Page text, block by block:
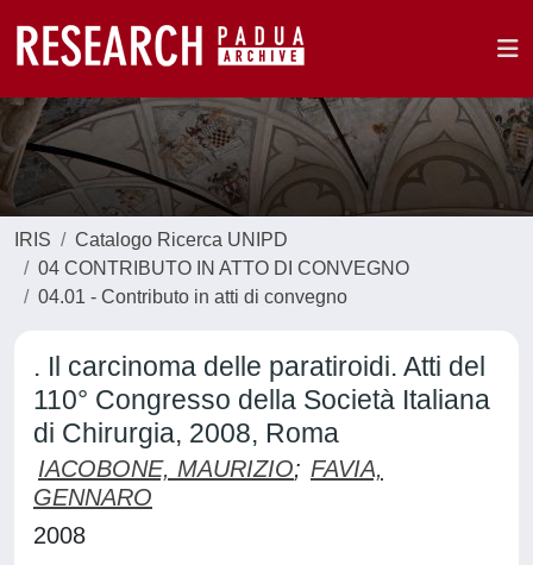
IRIS
Catalogo Ricerca UNIPD
04 CONTRIBUTO IN ATTO DI CONVEGNO
04.01 - Contributo in atti di convegno
. Il carcinoma delle paratiroidi. Atti del
110° Congresso della Società Italiana
di Chirurgia, 2008, Roma
IACOBONE, MAURIZIO; FAVIA,
GENNARO
2008